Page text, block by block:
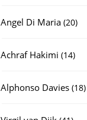
Angel Di Maria 2020
Achraf Hakimi 1414
Alphonso Davies 1818